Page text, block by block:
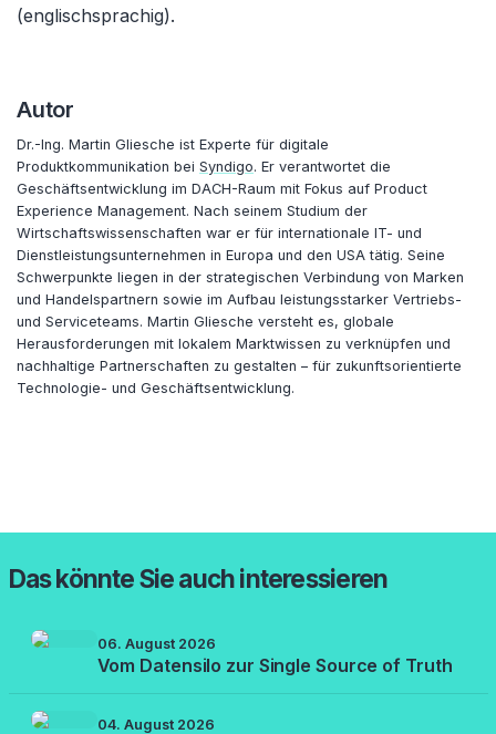
(englischsprachig).
Autor
Dr.-Ing. Martin Gliesche ist Experte für digitale
Produktkommunikation bei Syndigo. Er verantwortet die
Geschäftsentwicklung im DACH-Raum mit Fokus auf Product
Experience Management. Nach seinem Studium der
Wirtschaftswissenschaften war er für internationale IT- und
Dienstleistungsunternehmen in Europa und den USA tätig. Seine
Schwerpunkte liegen in der strategischen Verbindung von Marken
und Handelspartnern sowie im Aufbau leistungsstarker Vertriebs-
und Serviceteams. Martin Gliesche versteht es, globale
Herausforderungen mit lokalem Marktwissen zu verknüpfen und
nachhaltige Partnerschaften zu gestalten – für zukunftsorientierte
Technologie- und Geschäftsentwicklung.
Das könnte Sie auch interessieren
06. August 2026
Vom Datensilo zur Single Source of Truth
04. August 2026